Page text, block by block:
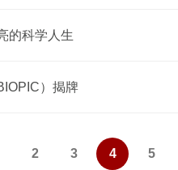
的科学人生
）揭牌
2 3 4 5